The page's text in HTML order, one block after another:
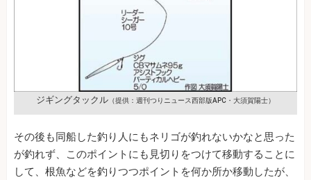
ジギングタックル （提供：週刊つりニュース西部版APC・大須賀陽士）
その後も同船した釣り人にもネリゴが釣れないかなと思った
が釣れず、このポイントにも見切りをつけて移動することに
して、根魚などを釣りつつポイントを何か所か移動したが、